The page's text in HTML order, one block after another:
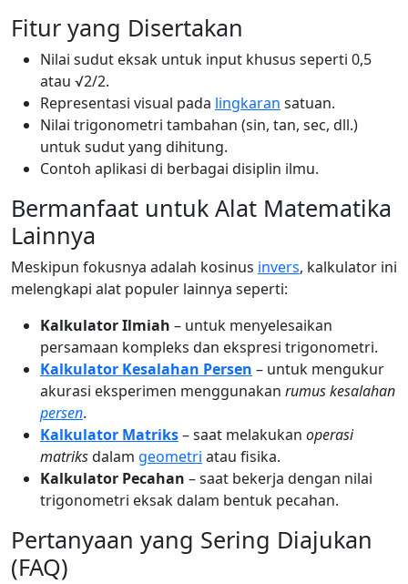
Fitur yang Disertakan
Nilai sudut eksak untuk input khusus seperti 0,5
atau √2/2.
Representasi visual pada lingkaran satuan.
Nilai trigonometri tambahan (sin, tan, sec, dll.)
untuk sudut yang dihitung.
Contoh aplikasi di berbagai disiplin ilmu.
Bermanfaat untuk Alat Matematika
Lainnya
Meskipun fokusnya adalah kosinus invers, kalkulator ini
melengkapi alat populer lainnya seperti:
Kalkulator Ilmiah – untuk menyelesaikan
persamaan kompleks dan ekspresi trigonometri.
Kalkulator Kesalahan Persen – untuk mengukur
akurasi eksperimen menggunakan rumus kesalahan
persen.
Kalkulator Matriks– saat melakukan operasi
matriksdalam geometri atau fisika.
Kalkulator Pecahan – saat bekerja dengan nilai
trigonometri eksak dalam bentuk pecahan.
Pertanyaan yang Sering Diajukan
(FAQ)